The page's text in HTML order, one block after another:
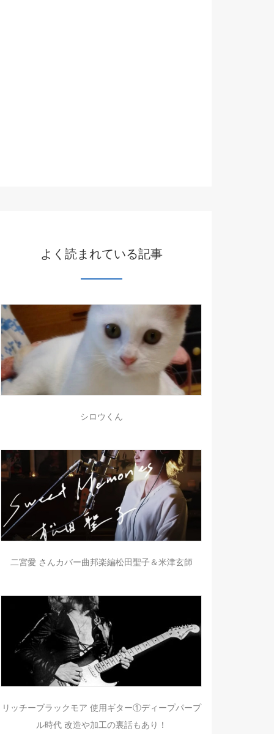
よく読まれている記事
シロウくん
二宮愛 さんカバー曲邦楽編松田聖子＆米津玄師
リッチーブラックモア 使用ギター①ディープパープ
ル時代 改造や加工の裏話もあり！